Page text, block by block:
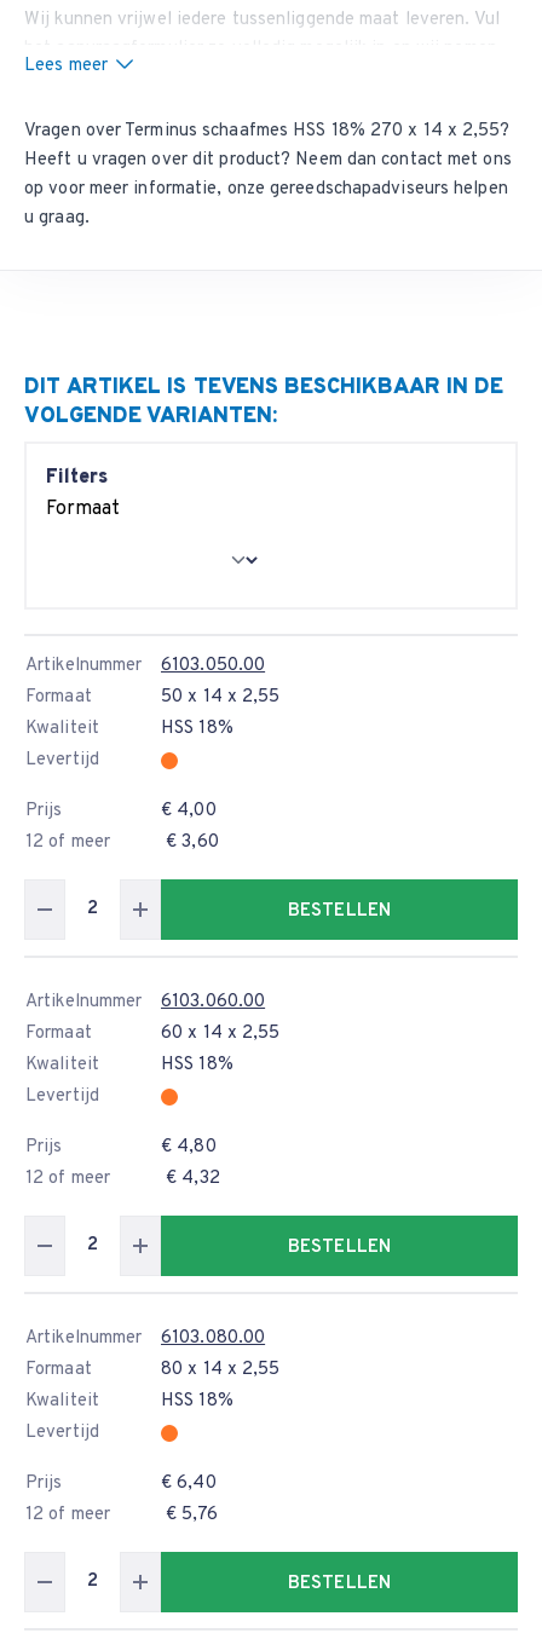
Wij kunnen vrijwel iedere tussenliggende maat leveren. Vul
contact met u op.
Lees meer
Vragen over Terminus schaafmes HSS 18% 270 x 14 x 2,55?
Heeft u vragen over dit product? Neem dancontact met ons
op voor meer informatie, onze gereedschapadviseurs helpen
u graag.
DIT ARTIKEL IS TEVENS BESCHIKBAAR IN DE
VOLGENDE VARIANTEN:
Filters
Formaat
Artikelnummer
6103.050.00
Formaat
50 x 14 x 2,55
Kwaliteit
HSS 18%
Levertijd
Prijs
€ 4,00
12 of meer
€ 3,60
BESTELLEN
Artikelnummer
6103.060.00
Formaat
60 x 14 x 2,55
Kwaliteit
HSS 18%
Levertijd
Prijs
€ 4,80
12 of meer
€ 4,32
BESTELLEN
Artikelnummer
6103.080.00
Formaat
80 x 14 x 2,55
Kwaliteit
HSS 18%
Levertijd
Prijs
€ 6,40
12 of meer
€ 5,76
BESTELLEN